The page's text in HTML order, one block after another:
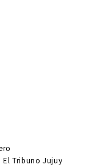
El Tribuno Jujuy